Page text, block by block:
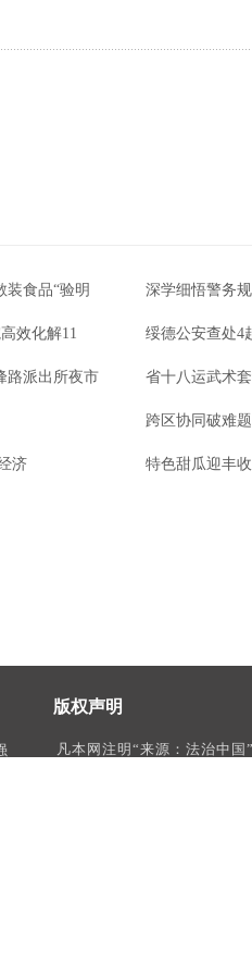
装食品“验明 深学细悟警务
效化解11 绥德公安查处4
派出所夜市 省十八运武术
跨区协同破难
济 特色甜瓜迎丰
版权声明
凡本网注明“来源：法治中国